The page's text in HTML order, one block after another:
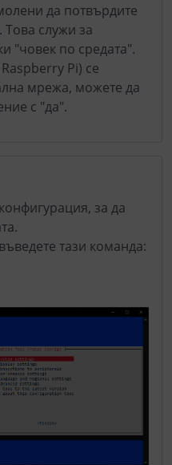
да потвърдите
Това служи за
"човек по средата".
Pi) се
мрежа, можете да
с "да".
за да
тази команда: